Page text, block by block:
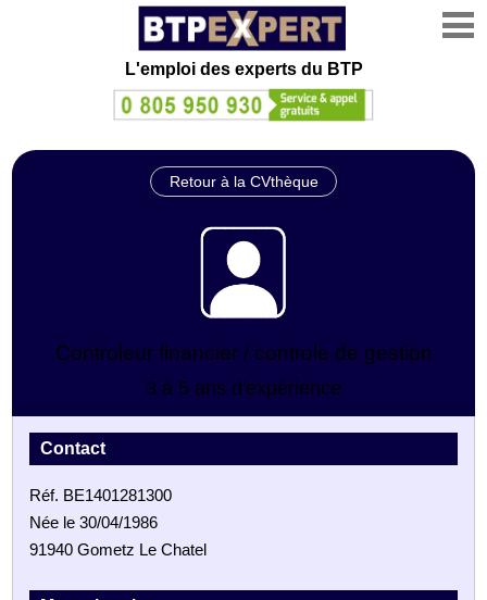
L'emploi des experts du BTP
Retour à la CVthèque
Controleur financier / controle de gestion
3 à 5 ans d'expérience
Contact
Réf. BE1401281300
Née le 30/04/1986
91940 Gometz Le Chatel